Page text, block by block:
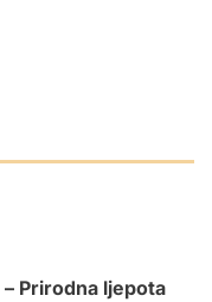
Prirodna ljepota